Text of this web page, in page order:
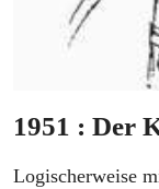
1951 : Der
Logischerweise